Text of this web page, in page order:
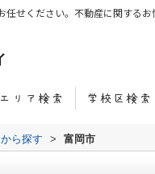
せください。不動産に関する
ら探す > 富岡市